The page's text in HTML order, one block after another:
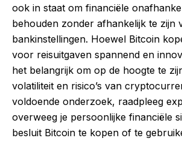
ook in staat om financiële
behouden zonder afhankelijk te zijn
bankinstellingen. Hoewel Bitcoin
voor reisuitgaven spannend en
het belangrijk om op de hoogte te
volatiliteit en risico’s van
voldoende onderzoek, raadpleeg
overweeg je persoonlijke financiële
besluit Bitcoin te kopen of te